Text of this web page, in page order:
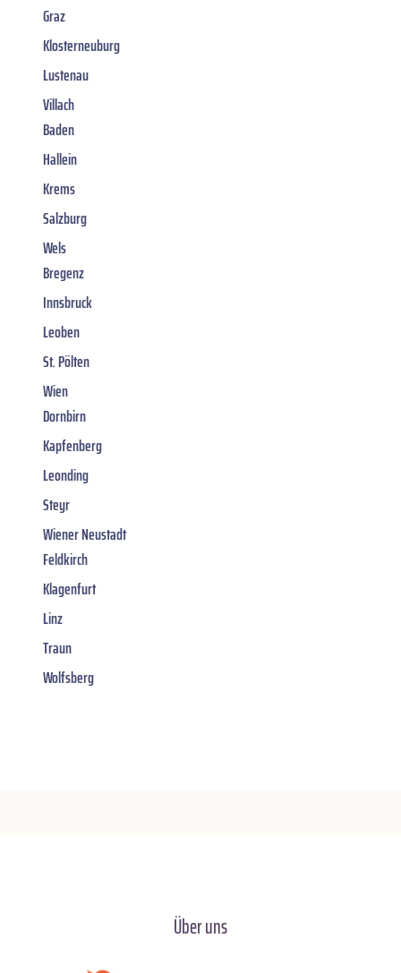
Graz
Klosterneuburg
Lustenau
Villach
Baden
Hallein
Krems
Salzburg
Wels
Bregenz
Innsbruck
Leoben
St. Pölten
Wien
Dornbirn
Kapfenberg
Leonding
Steyr
Wiener Neustadt
Feldkirch
Klagenfurt
Linz
Traun
Wolfsberg
Über uns